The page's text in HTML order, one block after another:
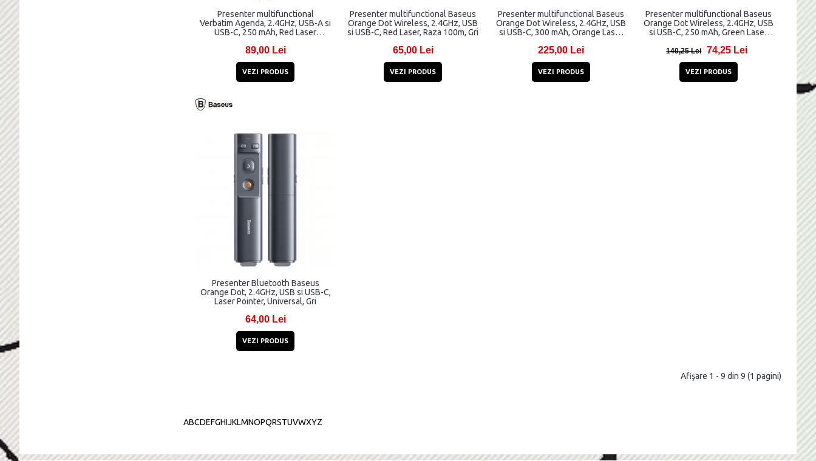
Presenter multifunctional
Verbatim Agenda, 2.4GHz, USB-A si
USB-C, 250 mAh, Red Laser
89,00 Lei
VEZI PRODUS
Presenter multifunctional Baseus
Orange Dot Wireless, 2.4GHz, USB
si USB-C, Red Laser, Raza 100m, Gri
65,00 Lei
VEZI PRODUS
Presenter multifunctional Baseus
Orange Dot Wireless, 2.4GHz, USB
si USB-C, 300 mAh, Orange Laser
225,00 Lei
VEZI PRODUS
Presenter multifunctional Baseus
Orange Dot Wireless, 2.4GHz, USB
si USB-C, 250 mAh, Green Laser
140,25 Lei 74,25 Lei
VEZI PRODUS
Presenter Bluetooth Baseus
Orange Dot, 2.4GHz, USB si USB-C,
Laser Pointer, Universal, Gri
64,00 Lei
VEZI PRODUS
Afişare 1 - 9 din 9 (1 pagini)
ABCDEFGHIJKLMNOPQRSTUVWXYZ